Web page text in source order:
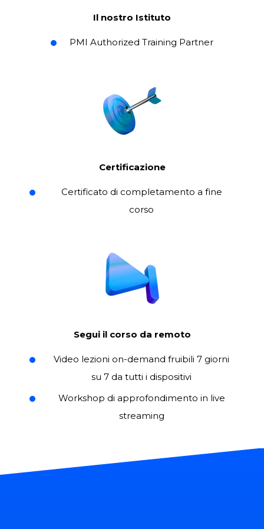
Il nostro Istituto
PMI Authorized Training Partner
Certificazione
Certificato di completamento a fine
corso
Segui il corso da remoto
Video lezioni on-demand fruibili 7 giorni
su 7 da tutti i dispositivi
Workshop di approfondimento in live
streaming